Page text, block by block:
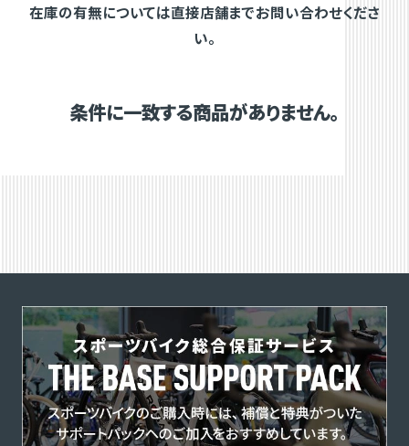
在庫の有無については直接店舗までお問い合わせくださ
い。
条件に一致する商品がありません。